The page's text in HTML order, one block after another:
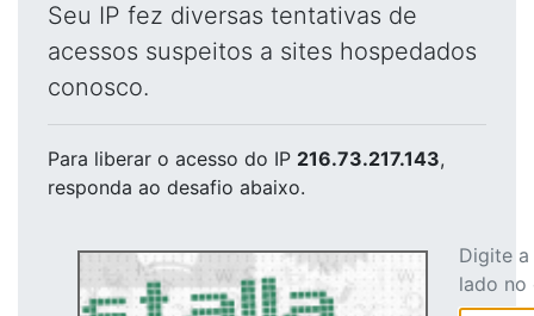
Seu IP fez diversas tentativas de
acessos suspeitos a sites hospedados
conosco.
Para liberar o acesso do IP 216.73.217.143,
responda ao desafio abaixo.
Digite
lado no